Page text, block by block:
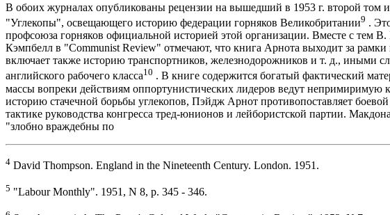
В обоих журналах опубликованы рецензии на вышедший в 1953 г. второй том
"Углекопы", освещающего историю федерации горняков Великобритании9 .
профсоюза горняков официальной историей этой организации. Вместе с тем
Кэмпбелл в "Communist Review" отмечают, что книга Арнота выходит за
включает также историю транспортников, железнодорожников и т. д., иными
английского рабочего класса10 . В книге содержится богатый фактический
массы вопреки действиям оппортунистических лидеров ведут непримиримую
историю стачечной борьбы углекопов, Пэйдж Арнот противопоставляет
тактике руководства конгресса тред-юнионов и лейбористской партии.
"злобно враждебны по
4 David Thompson. England in the Nineteenth Century. London. 1951.
5 "Labour Monthly". 1951, N 8, p. 345 - 346.